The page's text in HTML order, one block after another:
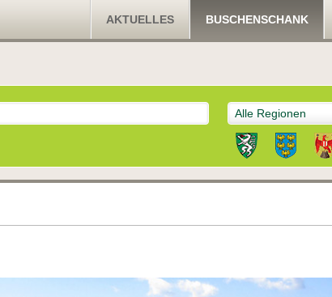
AKTUELLES BUSCHENSCHANK
Alle Regionen